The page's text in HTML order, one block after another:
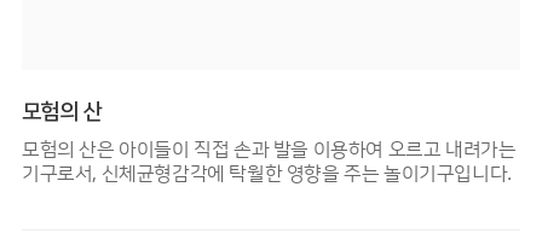
모험의 산
모험의 산은 아이들이 직접 손과 발을 이용하여 오르고 내려가는
기구로서, 신체균형감각에 탁월한 영향을 주는 놀이기구입니다.